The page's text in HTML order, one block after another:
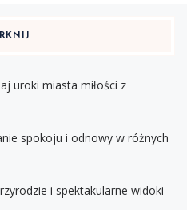
uroki miasta miłości z
spokoju i odnowy w różnych
i spektakularne widoki